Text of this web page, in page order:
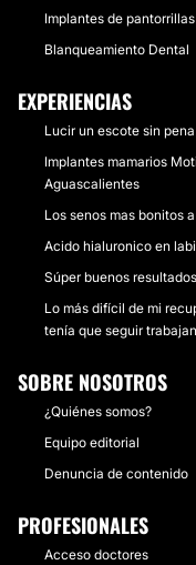
Implantes de pantorrillas
Blanqueamiento Dental
EXPERIENCIAS
Lucir un escote sin pena
Implantes mamarios
Aguascalientes
Los senos mas bonitos
Acido hialuronico en
Súper buenos resultados
Lo más difícil de mi
tenía que seguir
SOBRE NOSOTROS
¿Quiénes somos?
Equipo editorial
Denuncia de contenido
PROFESIONALES
Acceso doctores